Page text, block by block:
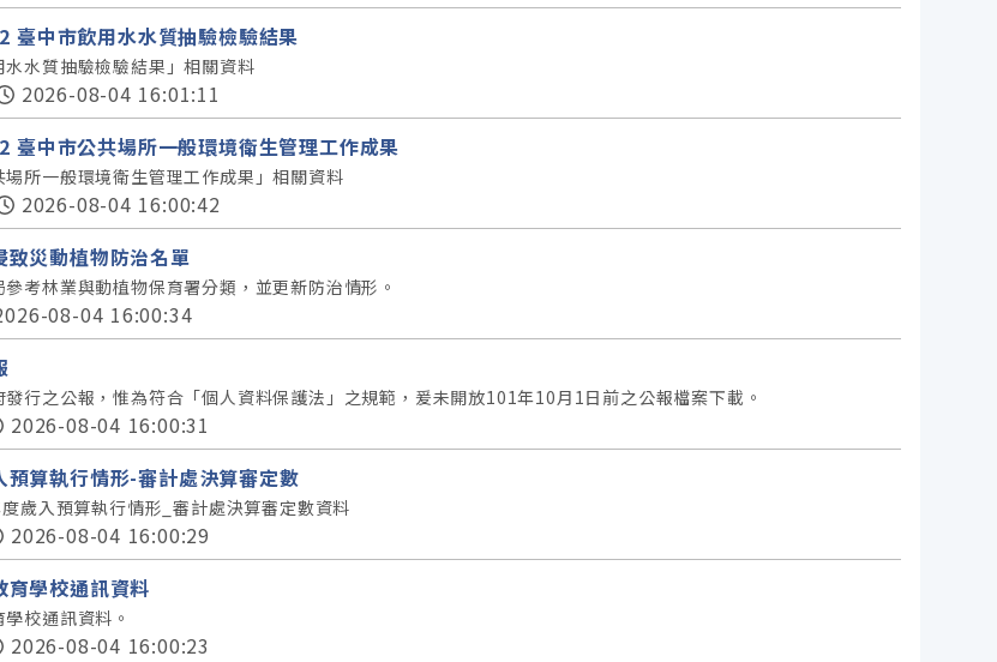
臺中市飲用水水質抽驗檢驗結果
水質抽驗檢驗結果」相關資料
2026-08-04 16:01:11
臺中市公共場所一般環境衛生管理工作成果
所一般環境衛生管理工作成果」相關資料
2026-08-04 16:00:42
致災動植物防治名單
考林業與動植物保育署分類，並更新防治情形。
08-04 16:00:34
行之公報，惟為符合「個人資料保護法」之規範，爰未開放101年10月1日前之公報檔案下載。
2026-08-04 16:00:31
預算執行情形-審計處決算審定數
歲入預算執行情形_審計處決算審定數資料
2026-08-04 16:00:29
育學校通訊資料
校通訊資料。
2026-08-04 16:00:23